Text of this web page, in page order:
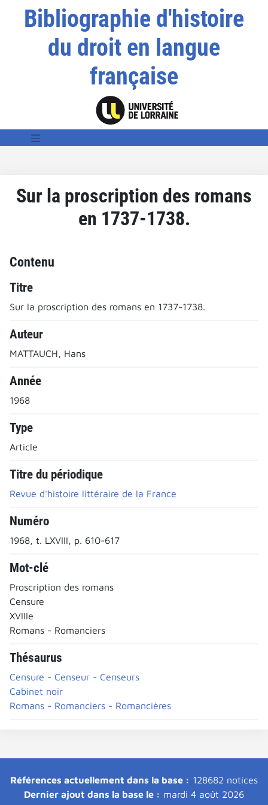
Bibliographie d'histoire
du droit en langue
française
Sur la proscription des romans
en 1737-1738.
Contenu
Titre
Sur la proscription des romans en 1737-1738.
Auteur
MATTAUCH, Hans
Année
1968
Type
Article
Titre du périodique
Revue d'histoire littéraire de la France
Numéro
1968, t. LXVIII, p. 610-617
Mot-clé
Proscription des romans
Censure
XVIIIe
Romans - Romanciers
Thésaurus
Censure - Censeur - Censeurs
Cabinet noir
Romans - Romanciers - Romancières
Références actuellement dans la base : 128682 notices
Dernier ajout dans la base le : mardi 4 août 2026